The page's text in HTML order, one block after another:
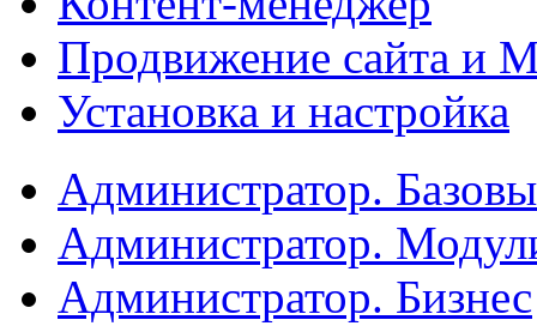
Продвижение сайта и
Установка и настройка
Администратор.
Администратор.
Администратор. Бизнес